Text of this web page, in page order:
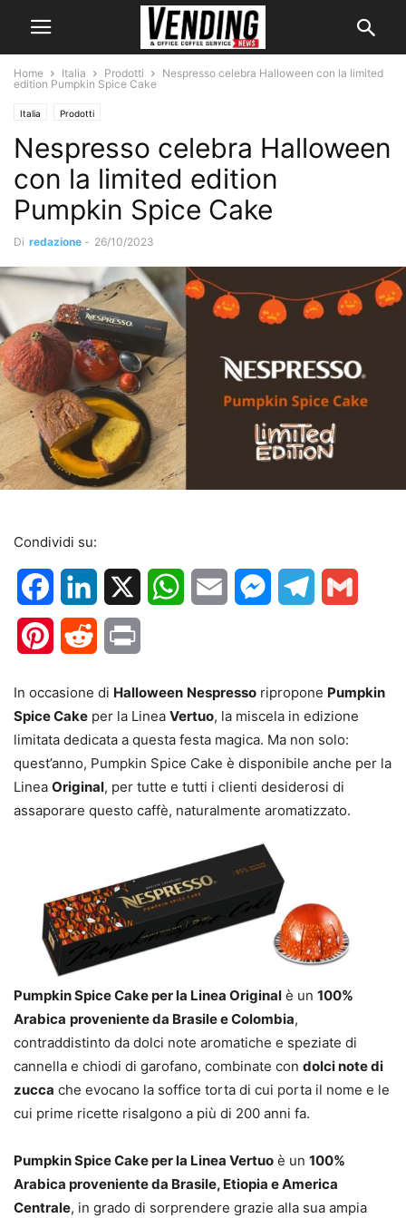
Home Italia Prodotti
Nespresso celebra Halloween con la limited
edition Pumpkin Spice Cake
Italia Prodotti
Nespresso celebra Halloween
con la limited edition
Pumpkin Spice Cake
Di redazione - 26/10/2023
Condividi su:
FacebookLinkedIn WhatsApp
Email MessengerTelegram
PinterestReddit
In occasione di Halloween Nespresso ripropone Pumpkin
Spice Cake per la Linea Vertuo, la miscela in edizione
limitata dedicata a questa festa magica. Ma non solo:
quest’anno, Pumpkin Spice Cake è disponibile anche per la
Linea Original, per tutte e tutti i clienti desiderosi di
assaporare questo caffè, naturalmente aromatizzato.
Pumpkin Spice Cake per la Linea Original è un 100%
Arabica proveniente da Brasile e Colombia,
contraddistinto da dolci note aromatiche e speziate di
cannella e chiodi di garofano, combinate con dolci note di
zucca che evocano la soffice torta di cui porta il nome e le
cui prime ricette risalgono a più di 200 anni fa.
Pumpkin Spice Cake per la Linea Vertuo è un 100%
Arabica proveniente da Brasile, Etiopia e America
Centrale, in grado di sorprendere grazie alla sua ampia